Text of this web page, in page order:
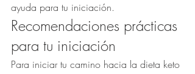
ayuda para tu iniciación.
Recomendaciones prácticas
para tu iniciación
Para iniciar tu camino hacia la dieta keto